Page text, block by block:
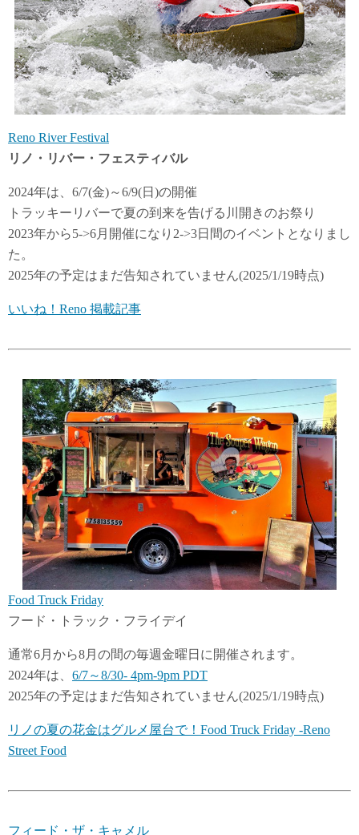
Reno River Festival
リノ・リバー・フェスティバル
2024年は、6/7(金)～6/9(日)の開催
トラッキーリバーで夏の到来を告げる川開きのお祭り
2023年から5->6月開催になり2->3日間のイベントとなりまし
た。
2025年の予定はまだ告知されていません(2025/1/19時点)
いいね！Reno 掲載記事
Food Truck Friday
フード・トラック・フライデイ
通常6月から8月の間の毎週金曜日に開催されます。
2024年は、 6/7～8/30- 4pm-9pm PDT
2025年の予定はまだ告知されていません(2025/1/19時点)
リノの夏の花金はグルメ屋台で！Food Truck Friday -Reno
Street Food
フィード・ザ・キャメル